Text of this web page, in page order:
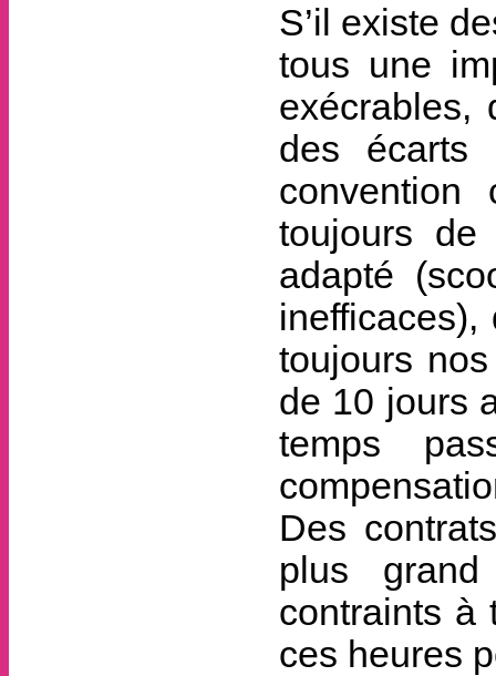
S’il existe
tous une
exécrables,
des
toujours
adapté
toujours
de 10 jours
temps
Des
plus
contraints à
ces heures